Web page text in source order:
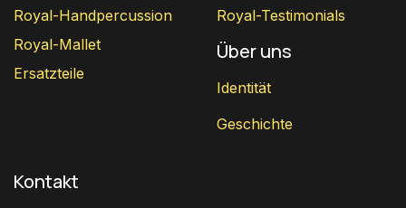
Royal-Handpercussion
Royal-Mallet
Ersatzteile
Royal-Testimonials
Über uns
Identität
Geschichte
Kontakt